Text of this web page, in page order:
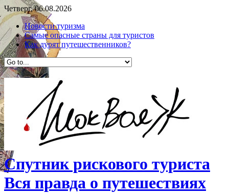
Четверг, 06.08.2026
Новости туризма
Самые опасные страны для туристов
Как дурят путешественников?
Спутник рискового туриста
Вся правда о путешествиях